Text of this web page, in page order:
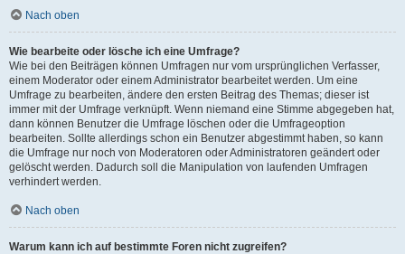
Nach oben
Wie bearbeite oder lösche ich eine Umfrage?
Wie bei den Beiträgen können Umfragen nur vom ursprünglichen Verfasser,
einem Moderator oder einem Administrator bearbeitet werden. Um eine
Umfrage zu bearbeiten, ändere den ersten Beitrag des Themas; dieser ist
immer mit der Umfrage verknüpft. Wenn niemand eine Stimme abgegeben hat,
dann können Benutzer die Umfrage löschen oder die Umfrageoption
bearbeiten. Sollte allerdings schon ein Benutzer abgestimmt haben, so kann
die Umfrage nur noch von Moderatoren oder Administratoren geändert oder
gelöscht werden. Dadurch soll die Manipulation von laufenden Umfragen
verhindert werden.
Nach oben
Warum kann ich auf bestimmte Foren nicht zugreifen?